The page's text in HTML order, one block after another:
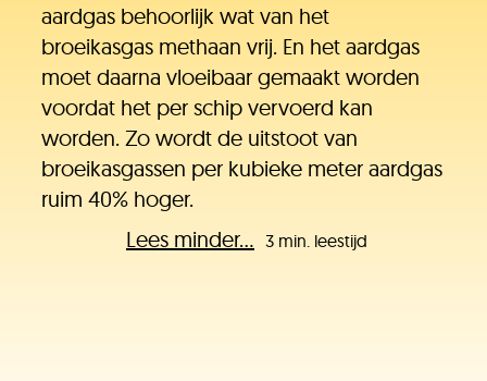
aardgas behoorlijk wat van het
broeikasgas methaan vrij. En het aardgas
moet daarna vloeibaar gemaakt worden
voordat het per schip vervoerd kan
worden. Zo wordt de uitstoot van
broeikasgassen per kubieke meter aardgas
ruim 40% hoger.
Lees minder... 3 min. leestijd